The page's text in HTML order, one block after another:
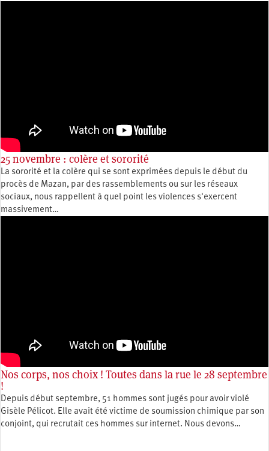
25 novembre : colère et sororité
La sororité et la colère qui se sont exprimées depuis le début du
procès de Mazan, par des rassemblements ou sur les réseaux
sociaux, nous rappellent à quel point les violences s'exercent
massivement…
Nos corps, nos choix ! Toutes dans la rue le 28 septembre
!
Depuis début septembre, 51 hommes sont jugés pour avoir violé
Gisèle Pélicot. Elle avait été victime de soumission chimique par son
conjoint, qui recrutait ces hommes sur internet. Nous devons…